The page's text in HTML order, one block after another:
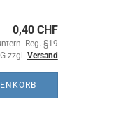
0,40 CHF
Reg. §19
zzgl. Versand